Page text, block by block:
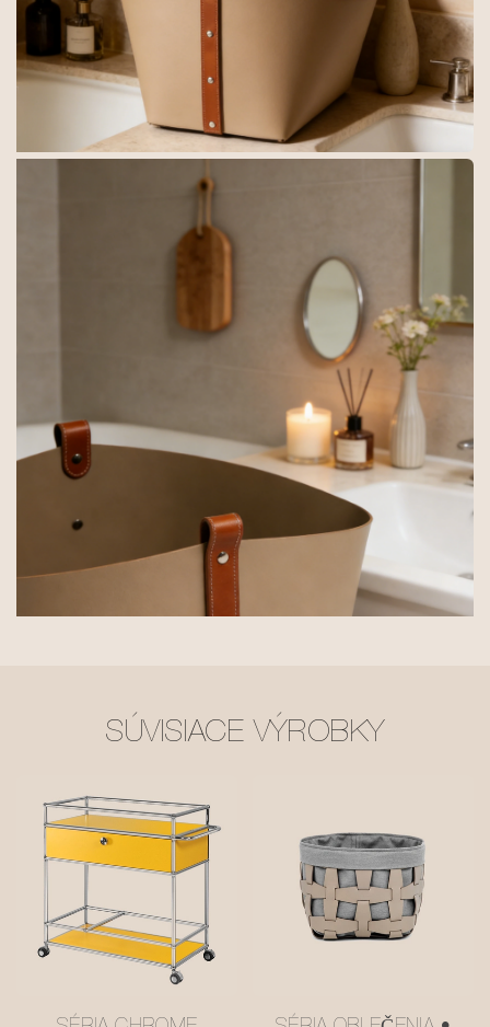
SÚVISIACE VÝROBKY